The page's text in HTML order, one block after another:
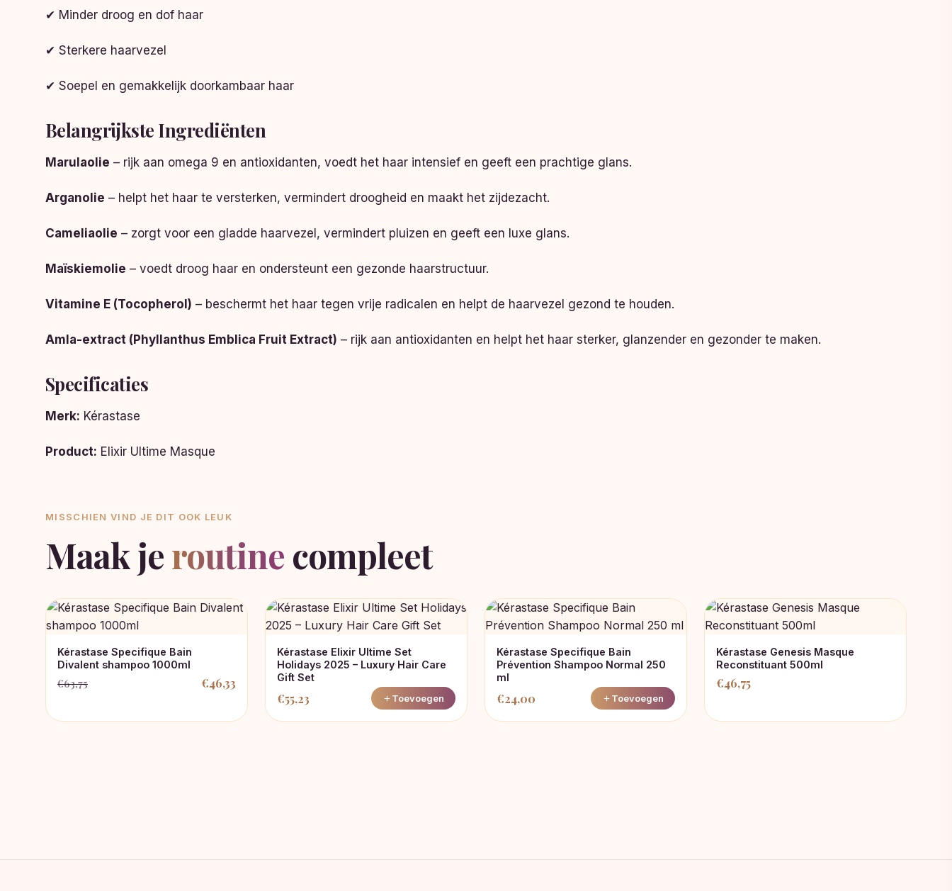
✔ Minder droog en dof haar
✔ Sterkere haarvezel
✔ Soepel en gemakkelijk doorkambaar haar
Belangrijkste Ingrediënten
Marulaolie – rijk aan omega 9 en antioxidanten, voedt het haar intensief en geeft een prachtige glans.
Arganolie – helpt het haar te versterken, vermindert droogheid en maakt het zijdezacht.
Cameliaolie – zorgt voor een gladde haarvezel, vermindert pluizen en geeft een luxe glans.
Maïskiemolie – voedt droog haar en ondersteunt een gezonde haarstructuur.
Vitamine E (Tocopherol) – beschermt het haar tegen vrije radicalen en helpt de haarvezel gezond te houden.
Amla-extract (Phyllanthus Emblica Fruit Extract) – rijk aan antioxidanten en helpt het haar sterker, glanzender en gezonder te maken.
Specificaties
Merk: Kérastase
Product: Elixir Ultime Masque
MISSCHIEN VIND JE DIT OOK LEUK
Maak jeroutine compleet
Kérastase Specifique Bain
Divalent shampoo 1000ml
€63,75
Oorspronkelijke
was:
€46,33
Huidige
is:
Kérastase Elixir Ultime Set
Holidays 2025 – Luxury Hair Care
Gift Set
€55,23 Toevoegen
Kérastase Specifique Bain
Prévention Shampoo Normal 250
ml
€24,00 Toevoegen
Kérastase Genesis Masque
Reconstituant 500ml
€46,75